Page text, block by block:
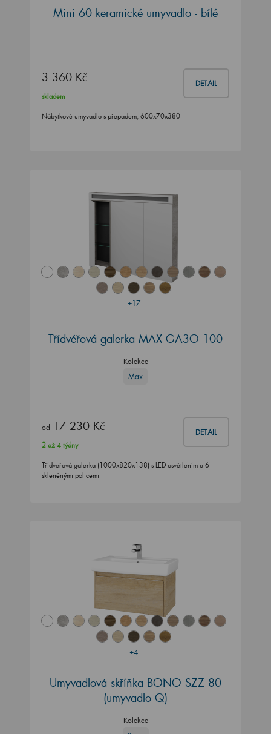
Mini 60 keramické umyvadlo - bílé
3 360 Kč DETAIL
skladem
Nábytkové umyvadlo s přepadem, 600x70x380
+17
Třídvéřová galerka MAX GA3O 100
Kolekce
Max
od 17 230 Kč DETAIL
2 až 4 týdny
Třídveřová galerka (1000x820x138) s LED osvětlením a 6
skleněnými policemi
+4
Umyvadlová skříňka BONO SZZ 80
(umyvadlo Q)
Kolekce